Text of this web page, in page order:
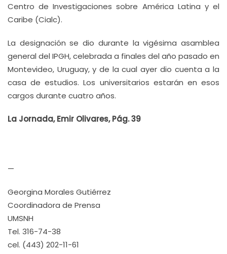
Centro de Investigaciones sobre América Latina y el
Caribe (Cialc).
La designación se dio durante la vigésima asamblea
general del IPGH, celebrada a finales del año pasado en
Montevideo, Uruguay, y de la cual ayer dio cuenta a la
casa de estudios. Los universitarios estarán en esos
cargos durante cuatro años.
La Jornada, Emir Olivares, Pág. 39
—
Georgina Morales Gutiérrez
Coordinadora de Prensa
UMSNH
Tel. 316-74-38
cel. (443) 202-11-61